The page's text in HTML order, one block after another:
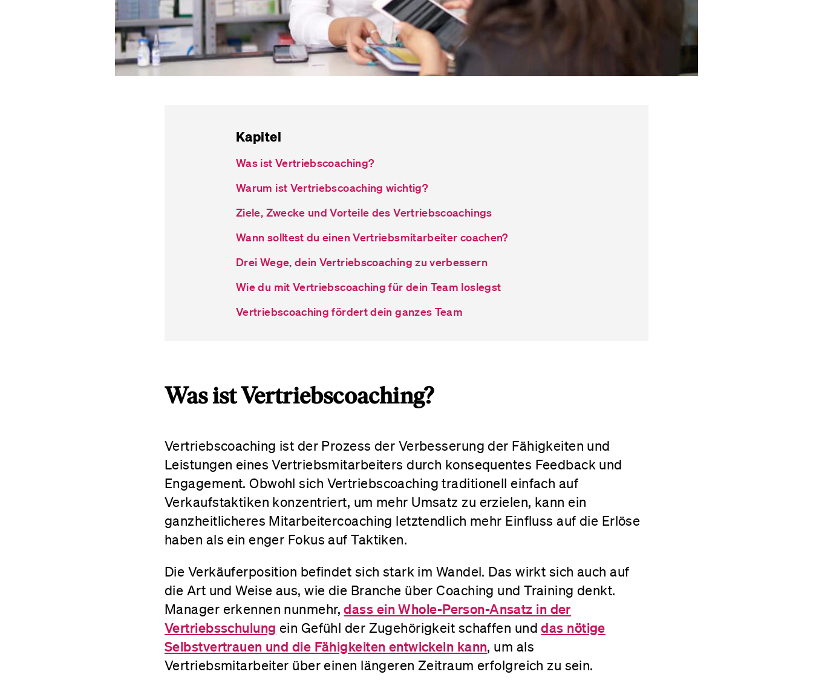
Kapitel
Was ist Vertriebscoaching?
Warum ist Vertriebscoaching wichtig?
Ziele, Zwecke und Vorteile des Vertriebscoachings
Wann solltest du einen Vertriebsmitarbeiter coachen?
Drei Wege, dein Vertriebscoaching zu verbessern
Wie du mit Vertriebscoaching für dein Team loslegst
Vertriebscoaching fördert dein ganzes Team
Was ist Vertriebscoaching?
Vertriebscoaching ist der Prozess der Verbesserung der Fähigkeiten und
Leistungen eines Vertriebsmitarbeiters durch konsequentes Feedback und
Engagement. Obwohl sich Vertriebscoaching traditionell einfach auf
Verkaufstaktiken konzentriert, um mehr Umsatz zu erzielen, kann ein
ganzheitlicheres Mitarbeitercoaching letztendlich mehr Einfluss auf die Erlöse
haben als ein enger Fokus auf Taktiken.
Die Verkäuferposition befindet sich stark im Wandel. Das wirkt sich auch auf
die Art und Weise aus, wie die Branche über Coaching und Training denkt.
Manager erkennen nunmehr, dass ein Whole-Person-Ansatz in der
Vertriebsschulung ein Gefühl der Zugehörigkeit schaffen unddas nötige
Selbstvertrauen und die Fähigkeiten entwickeln kann, um als
Vertriebsmitarbeiter über einen längeren Zeitraum erfolgreich zu sein.